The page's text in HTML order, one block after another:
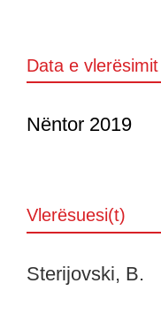
Data e vlerësimit
Nëntor 2019
Vlerësuesi(t)
Sterijovski, B.